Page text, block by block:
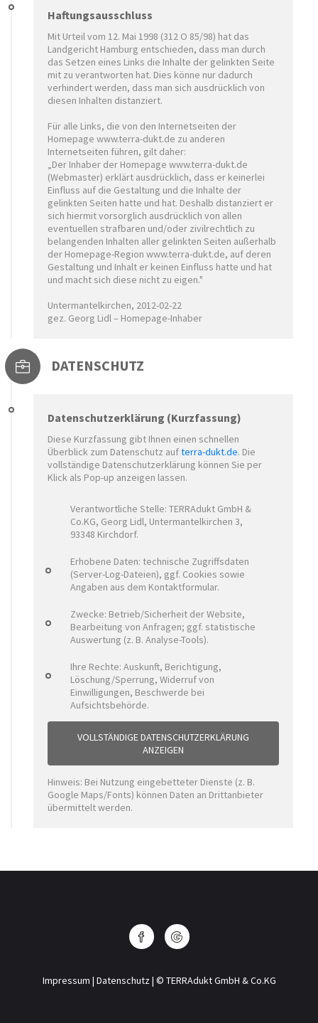
Haftungsausschluss
Mit Urteil vom 12. Mai 1998 (312 O 85/98) hat das
Landgericht Hamburg entschieden, dass man durch
das Setzen eines Links die Inhalte der gelinkten Seite
mit zu verantworten hat. Dies könne nur dadurch
verhindert werden, dass man sich ausdrücklich von
diesen Inhalten distanziert.
Für alle Links, die von den Internetseiten der
Homepage www.terra-dukt.de zu anderen
Internetseiten führen, gilt daher:
„Der Inhaber der Homepage www.terra-dukt.de
(Webmaster) erklärt ausdrücklich, dass er keinerlei
Einfluss auf die Gestaltung und die Inhalte der
gelinkten Seiten hatte und hat. Deshalb distanziert er
sich hiermit vorsorglich ausdrücklich von allen
eventuellen strafbaren und/oder zivilrechtlich zu
belangenden Inhalten aller gelinkten Seiten außerhalb
der Homepage-Region www.terra-dukt.de, auf deren
Gestaltung und Inhalt er keinen Einfluss hatte und hat
und macht sich diese nicht zu eigen."
Untermantelkirchen, 2012-02-22
gez. Georg Lidl – Homepage-Inhaber
DATENSCHUTZ
Datenschutzerklärung (Kurzfassung)
Diese Kurzfassung gibt Ihnen einen schnellen
Überblick zum Datenschutz aufterra-dukt.de. Die
vollständige Datenschutzerklärung können Sie per
Klick als Pop-up anzeigen lassen.
Verantwortliche Stelle: TERRAdukt GmbH &
Co.KG, Georg Lidl, Untermantelkirchen 3,
93348 Kirchdorf.
Erhobene Daten: technische Zugriffsdaten
(Server-Log-Dateien), ggf. Cookies sowie
Angaben aus dem Kontaktformular.
Zwecke: Betrieb/Sicherheit der Website,
Bearbeitung von Anfragen; ggf. statistische
Auswertung (z. B. Analyse-Tools).
Ihre Rechte: Auskunft, Berichtigung,
Löschung/Sperrung, Widerruf von
Einwilligungen, Beschwerde bei
Aufsichtsbehörde.
VOLLSTÄNDIGE DATENSCHUTZERKLÄRUNG
ANZEIGEN
Hinweis: Bei Nutzung eingebetteter Dienste (z. B.
Google Maps/Fonts) können Daten an Drittanbieter
übermittelt werden.
Impressum | Datenschutz| © TERRAdukt GmbH & Co.KG